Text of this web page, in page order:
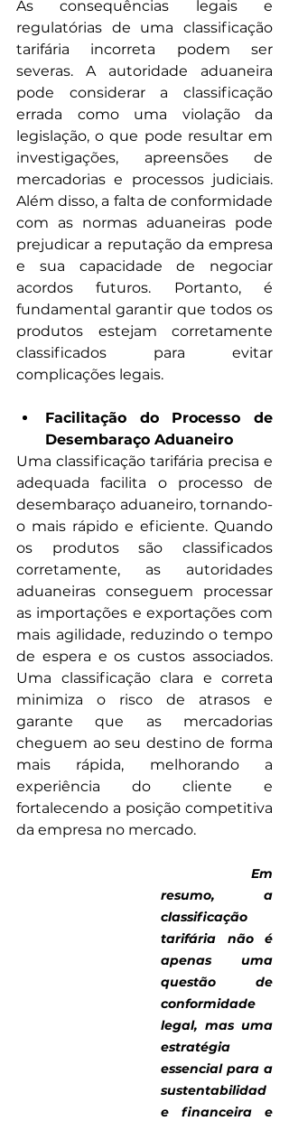
As consequências legais e
regulatórias de uma classificação
tarifária incorreta podem ser
severas. A autoridade aduaneira
pode considerar a classificação
errada como uma violação da
legislação, o que pode resultar em
investigações, apreensões de
mercadorias e processos judiciais.
Além disso, a falta de conformidade
com as normas aduaneiras pode
prejudicar a reputação da empresa
e sua capacidade de negociar
acordos futuros. Portanto, é
fundamental garantir que todos os
produtos estejam corretamente
classificados para evitar
complicações legais.
Facilitação do Processo de
Desembaraço Aduaneiro
Uma classificação tarifária precisa e
adequada facilita o processo de
desembaraço aduaneiro, tornando-
o mais rápido e eficiente. Quando
os produtos são classificados
corretamente, as autoridades
aduaneiras conseguem processar
as importações e exportações com
mais agilidade, reduzindo o tempo
de espera e os custos associados.
Uma classificação clara e correta
minimiza o risco de atrasos e
garante que as mercadorias
cheguem ao seu destino de forma
mais rápida, melhorando a
experiência do cliente e
fortalecendo a posição competitiva
da empresa no mercado.
Em
resumo, a
classificação
tarifária não é
apenas uma
questão de
conformidade
legal, mas uma
estratégia
essencial para a
sustentabilidad
e financeira e